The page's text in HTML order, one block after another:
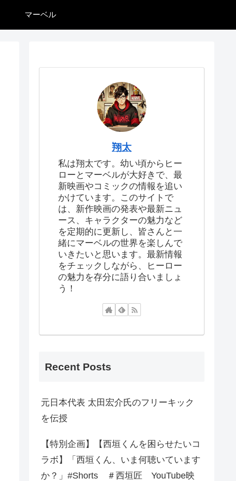
マーベル
翔太
私は翔太です。幼い頃からヒー
ローとマーベルが大好きで、最
新映画やコミックの情報を追い
かけています。このサイトで
は、新作映画の発表や最新ニュ
ース、キャラクターの魅力など
を定期的に更新し、皆さんと一
緒にマーベルの世界を楽しんで
いきたいと思います。最新情報
をチェックしながら、ヒーロー
の魅力を存分に語り合いましょ
う！
Recent Posts
元日本代表 太田宏介氏のフリーキック
を伝授
【特別企画】【西垣くんを困らせたいコ
ラボ】「西垣くん、いま何聴いています
か？」#Shorts ＃西垣匠 YouTube映